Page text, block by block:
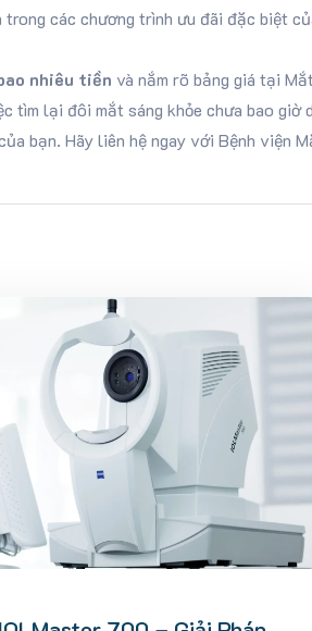
các chương trình ưu đãi đặc biệt
nhiêu tiền và nắm rõ bảng giá tại
tìm lại đôi mắt sáng khỏe chưa bao giờ
bạn. Hãy liên hệ ngay với Bệnh viện